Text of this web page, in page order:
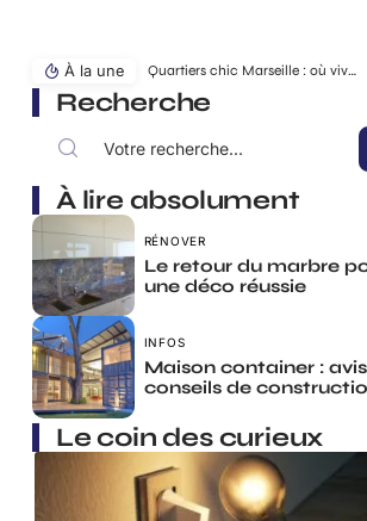
À la une Quartiers chic Marseille : où vivre au calme sans s’exiler ?
Recherche
À lire absolument
RÉNOVER
Le retour du marbre
une déco réussie
INFOS
Maison container :
conseils de
Le coin des curieux